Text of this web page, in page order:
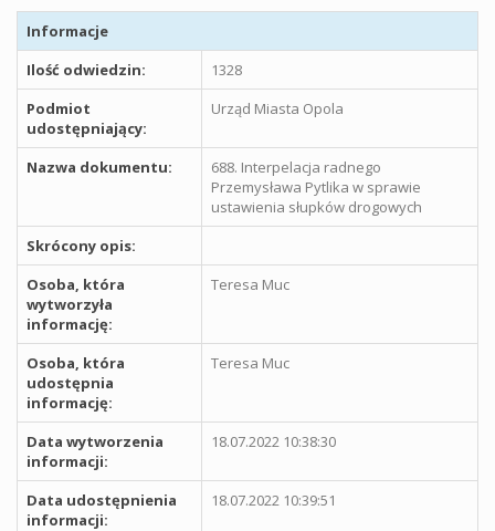
Informacje
Ilość odwiedzin:
1328
Podmiot
udostępniający:
Urząd Miasta Opola
Nazwa dokumentu:
688. Interpelacja radnego
Przemysława Pytlika w sprawie
ustawienia słupków drogowych
Skrócony opis:
Osoba, która
wytworzyła
informację:
Teresa Muc
Osoba, która
udostępnia
informację:
Teresa Muc
Data wytworzenia
informacji:
18.07.2022 10:38:30
Data udostępnienia
informacji:
18.07.2022 10:39:51